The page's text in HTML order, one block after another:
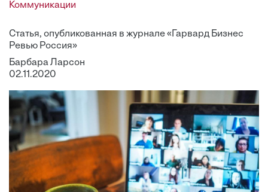
Коммуникации
Статья, опубликованная в журнале «Гарвард Бизнес
Ревью Россия»
Барбара Ларсон
02.11.2020